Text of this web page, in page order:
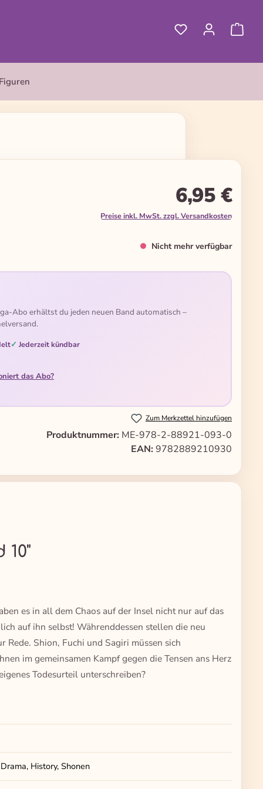
6,95 €
Preise inkl. MwSt. zzgl. Versandkosten
Nicht mehr verfügbar
Abo erhältst du jeden neuen Band automatisch –
Jederzeit kündbar
das Abo?
Zum Merkzettel hinzufügen
Produktnummer: ME-978-2-88921-093-0
EAN: 9782889210930
10"
es in all dem Chaos auf der Insel nicht nur auf das
auf ihn selbst! Währenddessen stellen die neu
Rede. Shion, Fuchi und Sagiri müssen sich
im gemeinsamen Kampf gegen die Tensen ans Herz
Todesurteil unterschreiben?
History, Shonen